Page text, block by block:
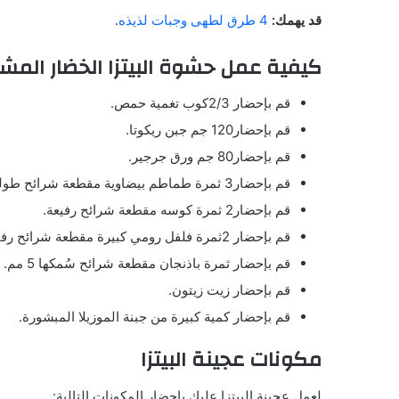
قد يهمك: 4 طرق لطهى وجبات لذيذه .
كيفية عمل حشوة البيتزا الخضار
قم بإحضار 2/3كوب تغمية حمص.
قم بإحضار120 جم جبن ريكوتا.
قم بإحضار80 جم ورق جرجير.
قم بإحضار3 ثمرة طماطم بيضاوية مقطعة شرائح طولية.
قم بإحضار2 ثمرة كوسه مقطعة شرائح رفيعة.
قم بإحضار 2ثمرة فلفل رومي كبيرة مقطعة شرائح رفيعة.
قم بإحضار ثمرة باذنجان مقطعة شرائح سُمكها 5 مم.
قم بإحضار زيت زيتون.
قم بإحضار كمية كبيرة من جبنة الموزيلا المبشورة.
مكونات عجينة البيتزا